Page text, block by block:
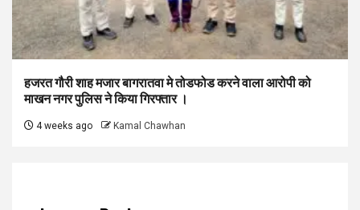
हजरत गौरी शाह मजार बागरातवा मे तोडफोड करने वाला आरोपी को
माखन नगर पुलिस ने किया गिरफ्तार ।
4 weeks ago Kamal Chawhan